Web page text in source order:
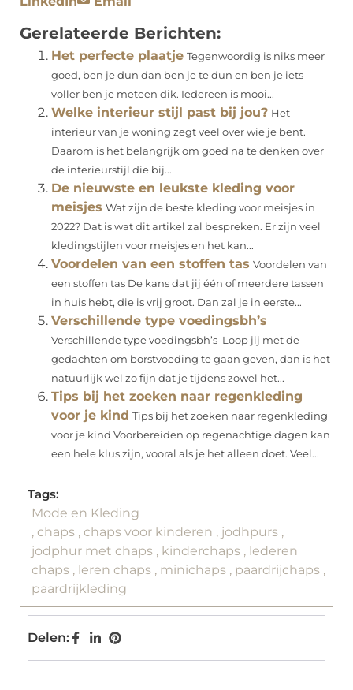
Gerelateerde Berichten:
Het perfecte plaatje Tegenwoordig is niks meer
goed, ben je dun dan ben je te dun en ben je iets
voller ben je meteen dik. Iedereen is mooi...
Welke interieur stijl past bij jou? Het
interieur van je woning zegt veel over wie je bent.
Daarom is het belangrijk om goed na te denken over
de interieurstijl die bij...
De nieuwste en leukste kleding voor
meisjes Wat zijn de beste kleding voor meisjes in
2022? Dat is wat dit artikel zal bespreken. Er zijn veel
kledingstijlen voor meisjes en het kan...
Voordelen van een stoffen tas Voordelen van
een stoffen tas De kans dat jij één of meerdere tassen
in huis hebt, die is vrij groot. Dan zal je in eerste...
Verschillende type voedingsbh’s
Verschillende type voedingsbh’s Loop jij met de
gedachten om borstvoeding te gaan geven, dan is het
natuurlijk wel zo fijn dat je tijdens zowel het...
Tips bij het zoeken naar regenkleding
voor je kind Tips bij het zoeken naar regenkleding
voor je kind Voorbereiden op regenachtige dagen kan
een hele klus zijn, vooral als je het alleen doet. Veel...
Tags:
Mode en Kleding
, chaps , chaps voor kinderen , jodhpurs ,
jodphur met chaps , kinderchaps , lederen
chaps , leren chaps , minichaps , paardrijchaps ,
paardrijkleding
Delen: